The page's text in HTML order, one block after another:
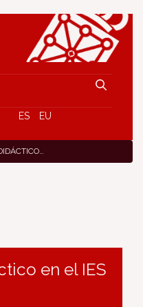
ES EU
IES VALLE DEL EBRO
en el IES